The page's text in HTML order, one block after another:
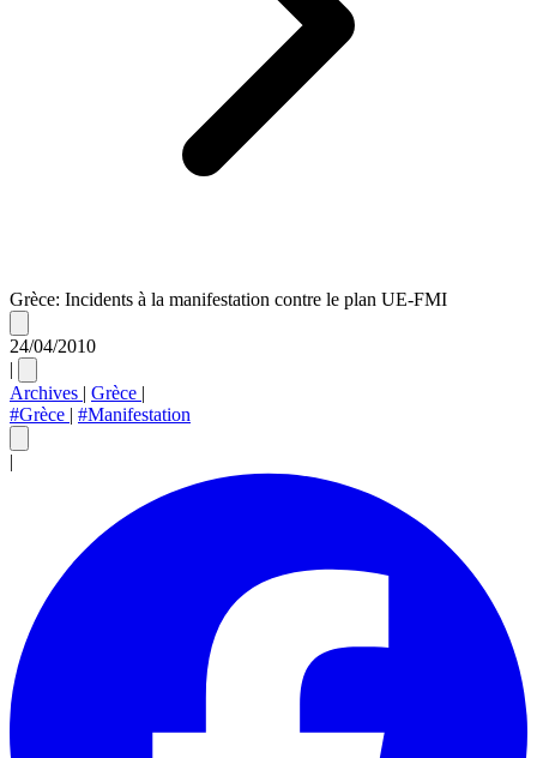
Grèce: Incidents à la manifestation contre le plan UE-FMI
24/04/2010
|
Archives | Grèce |
#Grèce | #Manifestation
|